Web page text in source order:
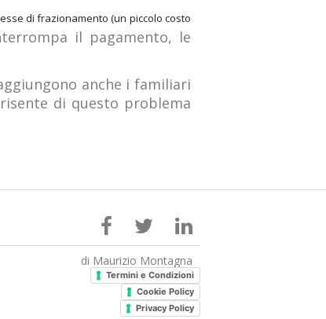
di frazionamento (un piccolo costo
il pagamento, le
anche i familiari
di questo problema
di Maurizio Montagna
Termini e Condizioni
Cookie Policy
Privacy Policy